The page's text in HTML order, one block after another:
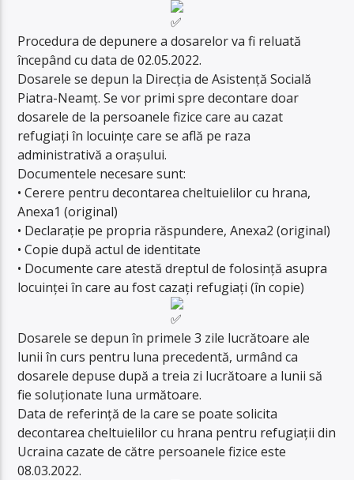
Procedura de depunere a dosarelor va fi reluată
începând cu data de 02.05.2022.
Dosarele se depun la Direcția de Asistență Socială
Piatra-Neamț. Se vor primi spre decontare doar
dosarele de la persoanele fizice care au cazat
refugiați în locuințe care se află pe raza
administrativă a orașului.
Documentele necesare sunt:
• Cerere pentru decontarea cheltuielilor cu hrana,
Anexa1 (original)
• Declarație pe propria răspundere, Anexa2 (original)
• Copie după actul de identitate
• Documente care atestă dreptul de folosință asupra
locuinței în care au fost cazați refugiați (în copie)
Dosarele se depun în primele 3 zile lucrătoare ale
lunii în curs pentru luna precedentă, urmând ca
dosarele depuse după a treia zi lucrătoare a lunii să
fie soluționate luna următoare.
Data de referință de la care se poate solicita
decontarea cheltuielilor cu hrana pentru refugiații din
Ucraina cazate de către persoanele fizice este
08.03.2022.